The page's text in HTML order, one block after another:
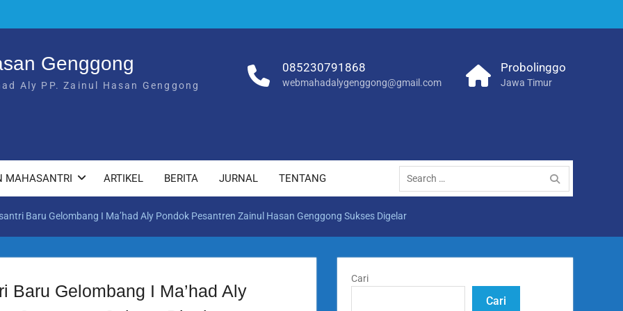
Genggong
Aly PP. Zainul Hasan Genggong
085230791868
webmahadalygenggong@gmail.com
Probolinggo
Jawa Timur
MAHASANTRI ARTIKEL BERITA JURNAL TENTANG
Search
for:
Baru Gelombang I Ma’had Aly Pondok Pesantren Zainul Hasan Genggong Sukses Digelar
Baru Gelombang I Ma’had Aly
Cari
Cari